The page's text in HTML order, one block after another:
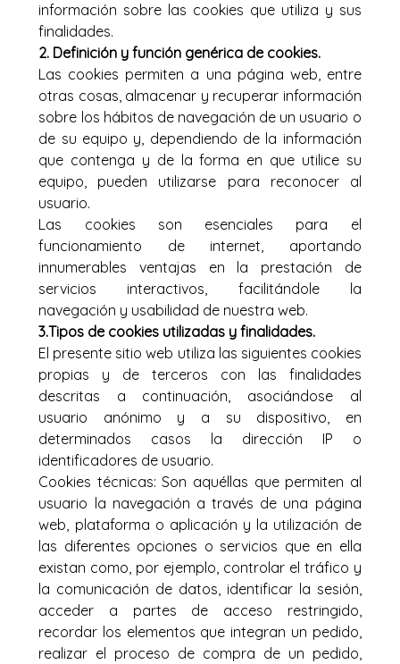
información sobre las cookies que utiliza y sus
finalidades.
2. Definición y función genérica de cookies.
Las cookies permiten a una página web, entre
otras cosas, almacenar y recuperar información
sobre los hábitos de navegación de un usuario o
de su equipo y, dependiendo de la información
que contenga y de la forma en que utilice su
equipo, pueden utilizarse para reconocer al
usuario.
Las cookies son esenciales para el
funcionamiento de internet, aportando
innumerables ventajas en la prestación de
servicios interactivos, facilitándole la
navegación y usabilidad de nuestra web.
3.Tipos de cookies utilizadas y finalidades.
El presente sitio web utiliza las siguientes cookies
propias y de terceros con las finalidades
descritas a continuación, asociándose al
usuario anónimo y a su dispositivo, en
determinados casos la dirección IP o
identificadores de usuario.
Cookies técnicas: Son aquéllas que permiten al
usuario la navegación a través de una página
web, plataforma o aplicación y la utilización de
las diferentes opciones o servicios que en ella
existan como, por ejemplo, controlar el tráfico y
la comunicación de datos, identificar la sesión,
acceder a partes de acceso restringido,
recordar los elementos que integran un pedido,
realizar el proceso de compra de un pedido,